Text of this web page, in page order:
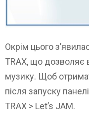
Окрім цього
TRAX, що дозволяє
музику. Щоб
після запуску
TRAX > Let’s JAM.